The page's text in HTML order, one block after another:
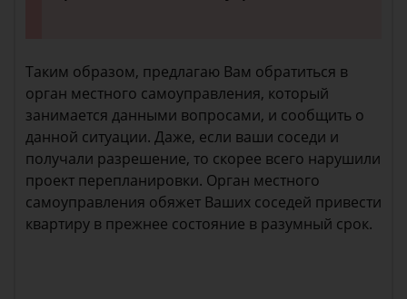
Таким образом, предлагаю Вам обратиться в
орган местного самоуправления, который
занимается данными вопросами, и сообщить о
данной ситуации. Даже, если ваши соседи и
получали разрешение, то скорее всего нарушили
проект перепланировки. Орган местного
самоуправления обяжет Ваших соседей привести
квартиру в прежнее состояние в разумный срок.